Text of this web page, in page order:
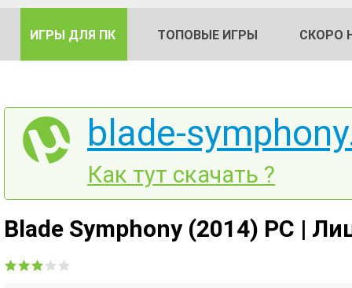
ИГРЫ ДЛЯ ПК ТОПОВЫЕ ИГРЫ СКОРО
blade-
Как тут скачать ?
Blade Symphony (2014) PC |